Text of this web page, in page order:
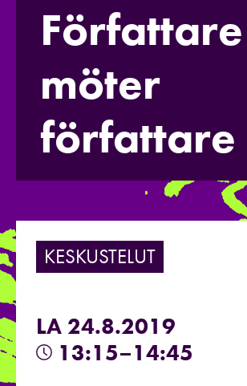
Författare
möter
författare
KESKUSTELUT
LA 24.8.2019
13:15–14:45